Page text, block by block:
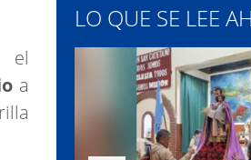
el
a
LO QUE SE LEE